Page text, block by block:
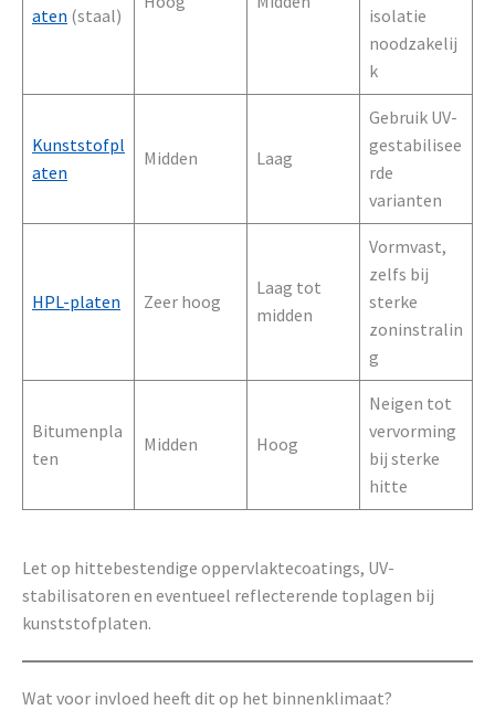
aten (staal)
isolatie
noodzakelij
k
Kunststofpl
aten
Midden Laag
Gebruik UV-
gestabilisee
rde
varianten
HPL-platen Zeer hoog
Laag tot
midden
Vormvast,
zelfs bij
sterke
zoninstralin
g
Bitumenpla
ten
Midden Hoog
Neigen tot
vervorming
bij sterke
hitte
Let op hittebestendige oppervlaktecoatings, UV-
stabilisatoren en eventueel reflecterende toplagen bij
kunststofplaten.
Wat voor invloed heeft dit op het binnenklimaat?